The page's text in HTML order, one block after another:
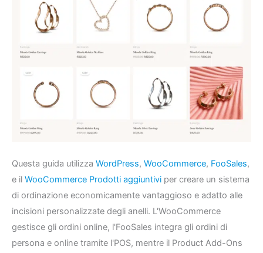
Questa guida utilizza WordPress, WooCommerce, FooSales,
e il WooCommerce Prodotti aggiuntivi per creare un sistema
di ordinazione economicamente vantaggioso e adatto alle
incisioni personalizzate degli anelli. L'WooCommerce
gestisce gli ordini online, l'FooSales integra gli ordini di
persona e online tramite l'POS, mentre il Product Add-Ons